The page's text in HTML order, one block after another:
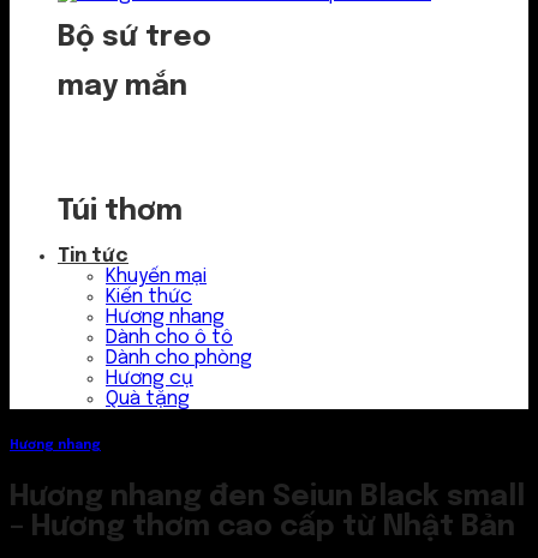
Bộ sứ treo
may mắn
Túi thơm
Tin tức
Khuyến mại
Kiến thức
Hương nhang
Dành cho ô tô
Dành cho phòng
Hương cụ
Quà tặng
Hương nhang
Hương nhang đen Seiun Black small
– Hương thơm cao cấp từ Nhật Bản